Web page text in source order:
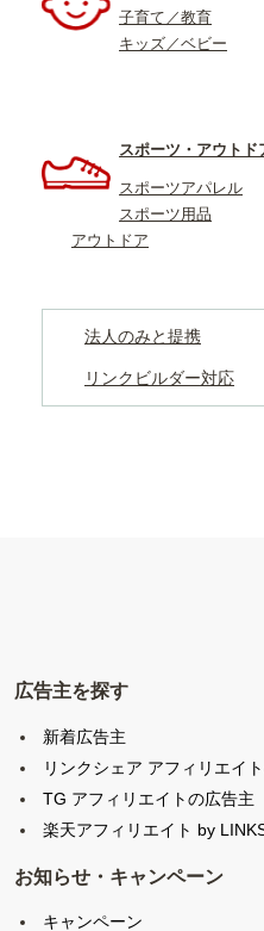
子育て／教育
キッズ／ベビー
スポーツ・アウトド
スポーツアパレル
スポーツ用品
アウトドア
法人のみと提携
リンクビルダー対応
広告主を探す
新着広告主
リンクシェア アフィリエイ
TG アフィリエイトの広告主
楽天アフィリエイト by
お知らせ・キャンペーン
キャンペーン